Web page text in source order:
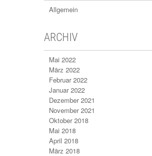
Allgemein
ARCHIV
Mai 2022
März 2022
Februar 2022
Januar 2022
Dezember 2021
November 2021
Oktober 2018
Mai 2018
April 2018
März 2018